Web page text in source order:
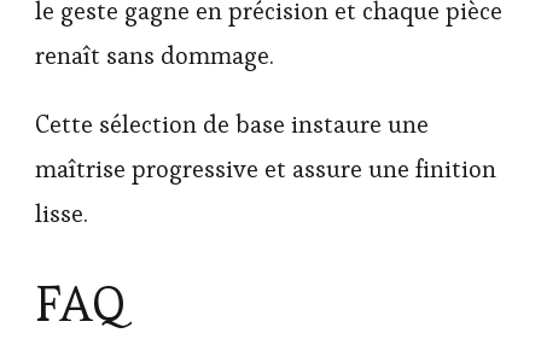
le geste gagne en précision et chaque pièce
renaît sans dommage.
Cette sélection de base instaure une
maîtrise progressive et assure une finition
lisse.
FAQ